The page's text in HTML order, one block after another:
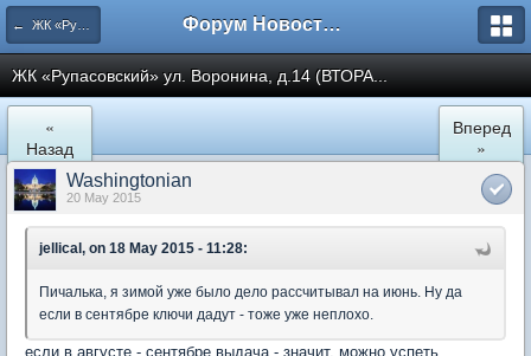
← ЖК «Рупасовский» Форум Новостройки
ЖК «Рупасовский» ул. Воронина, д.14 (ВТОРА...
«
Назад
Вперед
»
Washingtonian
20 May 2015
jellical, on 18 May 2015 - 11:28:
Пичалька, я зимой уже было дело рассчитывал на июнь. Ну да
если в сентябре ключи дадут - тоже уже неплохо.
если в августе - сентябре выдача - значит, можно успеть